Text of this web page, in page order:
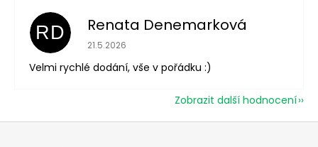
RD Renata Denemarková
Hodnocení obchodu je 5 z 5 hvězdiček.
21.5.2026
Velmi rychlé dodání, vše v pořádku :)
Zobrazit další hodnocení